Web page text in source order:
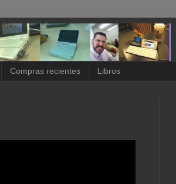
Compras recientes Libros